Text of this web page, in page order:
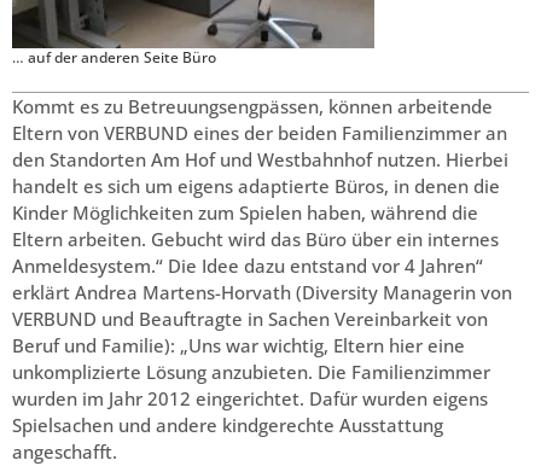
… auf der anderen Seite Büro
Kommt es zu Betreuungsengpässen, können arbeitende
Eltern von VERBUND eines der beiden Familienzimmer an
den Standorten Am Hof und Westbahnhof nutzen. Hierbei
handelt es sich um eigens adaptierte Büros, in denen die
Kinder Möglichkeiten zum Spielen haben, während die
Eltern arbeiten. Gebucht wird das Büro über ein internes
Anmeldesystem.“ Die Idee dazu entstand vor 4 Jahren“
erklärt Andrea Martens-Horvath (Diversity Managerin von
VERBUND und Beauftragte in Sachen Vereinbarkeit von
Beruf und Familie): „Uns war wichtig, Eltern hier eine
unkomplizierte Lösung anzubieten. Die Familienzimmer
wurden im Jahr 2012 eingerichtet. Dafür wurden eigens
Spielsachen und andere kindgerechte Ausstattung
angeschafft.